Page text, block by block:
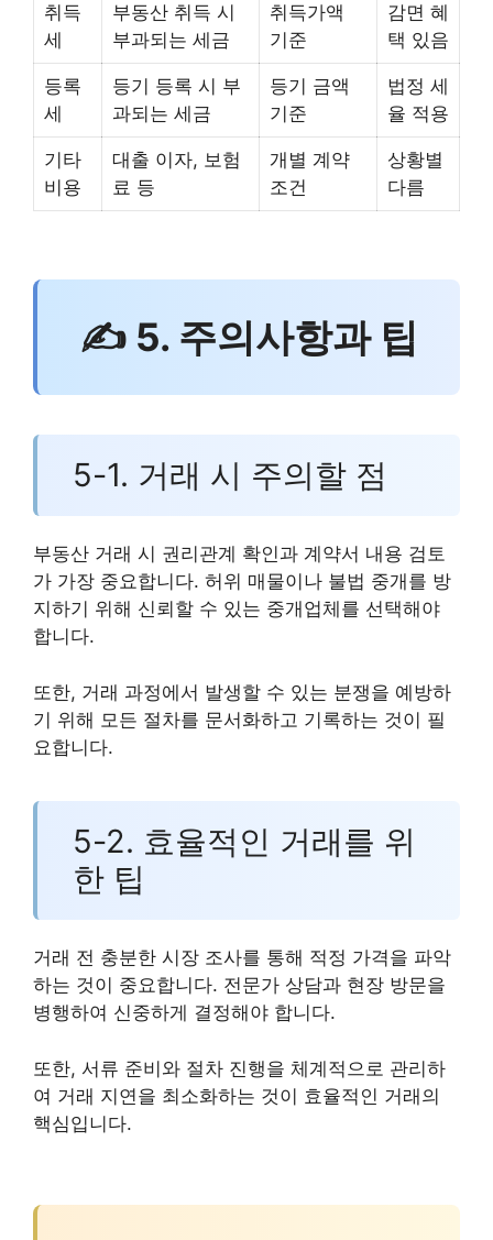
취득
세
부동산 취득 시
부과되는 세금
취득가액
기준
감면 혜
택 있음
등록
세
등기 등록 시 부
과되는 세금
등기 금액
기준
법정 세
율 적용
기타
비용
대출 이자, 보험
료 등
개별 계약
조건
상황별
다름
✍ 5. 주의사항과 팁
5-1. 거래 시 주의할 점
부동산 거래 시 권리관계 확인과 계약서 내용 검토
가 가장 중요합니다. 허위 매물이나 불법 중개를 방
지하기 위해 신뢰할 수 있는 중개업체를 선택해야
합니다.
또한, 거래 과정에서 발생할 수 있는 분쟁을 예방하
기 위해 모든 절차를 문서화하고 기록하는 것이 필
요합니다.
5-2. 효율적인 거래를 위
한 팁
거래 전 충분한 시장 조사를 통해 적정 가격을 파악
하는 것이 중요합니다. 전문가 상담과 현장 방문을
병행하여 신중하게 결정해야 합니다.
또한, 서류 준비와 절차 진행을 체계적으로 관리하
여 거래 지연을 최소화하는 것이 효율적인 거래의
핵심입니다.